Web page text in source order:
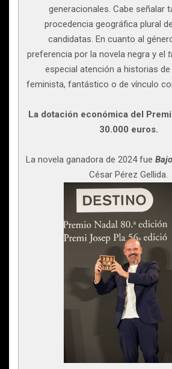
generacionales. Cabe señalar
procedencia geográfica plural
candidatas. En cuanto al
preferencia por la novela negra y el
especial atención a historias
feminista, fantástico o de vínculo
La dotación económica del
30.000 euros.
La novela ganadora de 2024 fue
César Pérez Gellida.